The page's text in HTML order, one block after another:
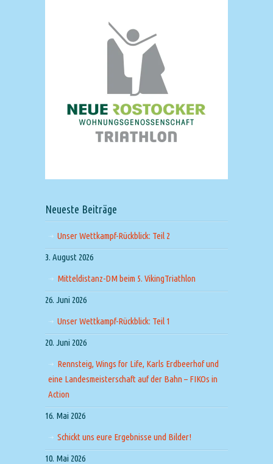
Neueste Beiträge
Unser Wettkampf-Rückblick: Teil 2
3. August 2026
Mitteldistanz-DM beim 5. VikingTriathlon
26. Juni 2026
Unser Wettkampf-Rückblick: Teil 1
20. Juni 2026
Rennsteig, Wings for Life, Karls Erdbeerhof und
eine Landesmeisterschaft auf der Bahn – FIKOs in
Action
16. Mai 2026
Schickt uns eure Ergebnisse und Bilder!
10. Mai 2026